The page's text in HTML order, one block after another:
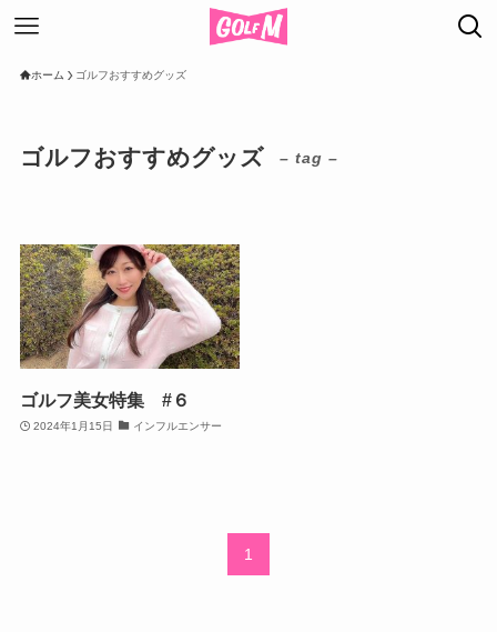
ホーム ゴルフおすすめグッズ
ゴルフおすすめグッズ – tag –
ゴルフ美女特集 #６
2024年1月15日 インフルエンサー
1